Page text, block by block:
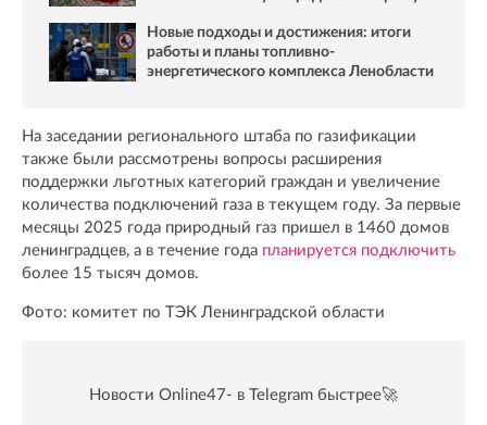
Новые подходы и достижения: итоги
работы и планы топливно-
энергетического комплекса Ленобласти
На заседании регионального штаба по газификации
также были рассмотрены вопросы расширения
поддержки льготных категорий граждан и увеличение
количества подключений газа в текущем году. За первые
месяцы 2025 года природный газ пришел в 1460 домов
ленинградцев, а в течение года планируется подключить
более 15 тысяч домов.
Фото: комитет по ТЭК Ленинградской области
Новости Online47- в Telegram быстрее🚀